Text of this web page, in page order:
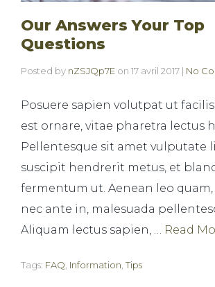
Our Answers Your Top
Questions
Posted by nZSJQp7E on 17 avril 2017 | No
Posuere sapien volutpat ut
est ornare, vitae pharetra lectus
Pellentesque sit amet vulputate
suscipit hendrerit metus, et
fermentum ut. Aenean leo
nec ante in, malesuada
Aliquam lectus sapien, … Read
Tags: FAQ Information Tips